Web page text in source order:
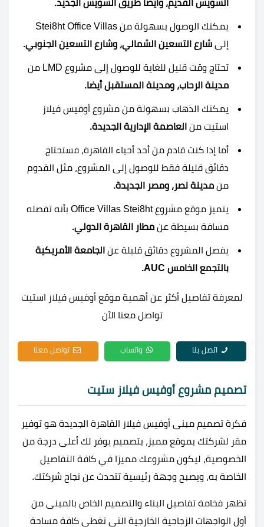
السويس القديم، وأيضا طريق السويس الجديد.
يمكنك الوصول بسهولة من Stei8ht Office Villas
إلى شارع التسعين الشمالي، وشارع التسعين الجنوبي.
تحتاج وقت قليل للغاية للوصول إلى مشروع LMD من
مدينة الرحاب، ومدينة المستقبل أيضا.
يمكنك الذهاب بسهولة من مشروع أوفيس فيلاز
استيت من العاصمة الإدارية الجديدة.
أما إذا كنت قادم من أحد أحياء القاهرة، فستحتاج
دقائق قليلة فقط للوصول إلى المشروع، مثل القدوم
من مدينة نصر، ومصر الجديدة.
يتميز موقع مشروع Office Villas Stei8ht بأنه تفصله
مسافة بسيطة عن مطار القاهرة الدولي.
يفصل المشروع دقائق قليلة عن الجامعة الأمريكية
بالتجمع الخامس AUC.
لمعرفة تفاصيل أكثر عن أهمية موقع أوفيس فيلاز استيت
تواصل معنا الآن
اتصل بنا واتساب تواصل معنا
تصميم مشروع أوفيس فيلاز ستيت
فكرة تصميم مبنى أوفيس فيلاز القاهرة الجديدة هو توفير
مقر لشركتك بموقع مميز، بتصميم يوفر لك أعلى درجة من
الخصوصية، ليكون مشروعك مميزا في كافة التفاصيل
الخاصة به، ويصبح وجهة رئيسية تتحدث عن نجاح شركتك.
تظهر فخامة تفاصيل البناء والتصميم الخاص بالمبنى من
أول الواجهات الزجاجية الخارجية التي تغطي كافة مساحة